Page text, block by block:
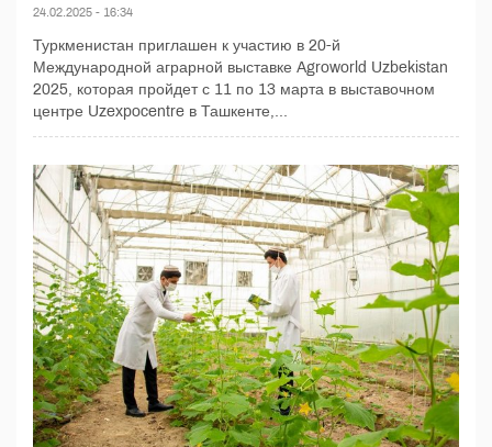
24.02.2025 - 16:34
Туркменистан приглашен к участию в 20-й
Международной аграрной выставке Agroworld Uzbekistan
2025, которая пройдет с 11 по 13 марта в выставочном
центре Uzexpocentre в Ташкенте,...